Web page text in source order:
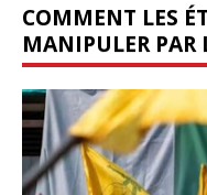
COMMENT LES
MANIPULER PAR